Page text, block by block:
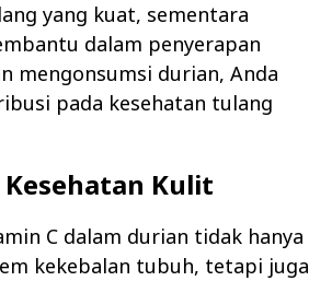
yang kuat, sementara
dalam penyerapan
mengonsumsi durian, Anda
pada kesehatan tulang
Kulit
C dalam durian tidak hanya
kekebalan tubuh, tetapi juga